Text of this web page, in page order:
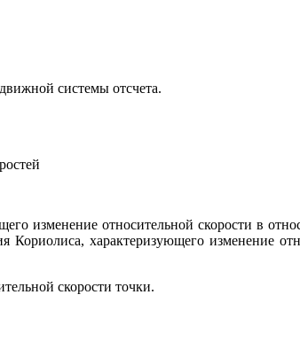
системы отсчета.
изменение относительной скорости в
характеризующего изменение
скорости точки.